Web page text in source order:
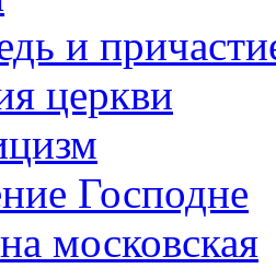
и
церкви
Господне
московская